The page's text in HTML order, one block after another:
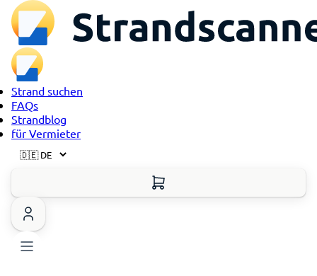
Strand suchen
FAQs
Strandblog
für Vermieter